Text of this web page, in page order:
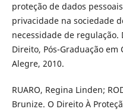
proteção de dados
privacidade na sociedade
necessidade de regulação.
Direito, Pós-Graduação em
Alegre, 2010.
RUARO, Regina Linden;
Brunize. O Direito À